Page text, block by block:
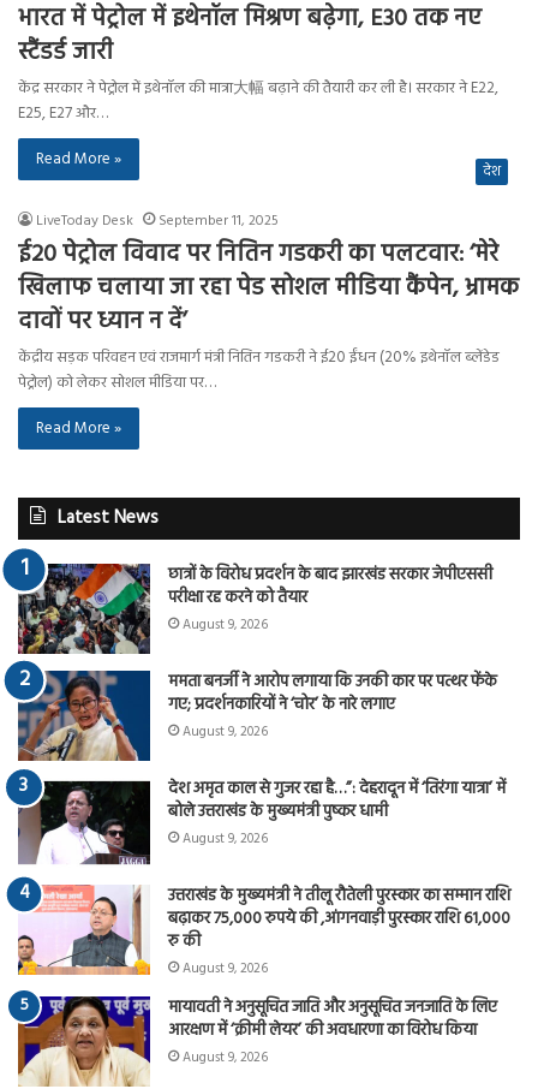
भारत में पेट्रोल में इथेनॉल मिश्रण बढ़ेगा, E30 तक नए
स्टैंडर्ड जारी
केंद्र सरकार ने पेट्रोल में इथेनॉल की मात्रा大幅 बढ़ाने की तैयारी कर ली है। सरकार ने E22,
E25, E27 और…
Read More »
देश
LiveToday Desk September 11, 2025
ई20 पेट्रोल विवाद पर नितिन गडकरी का पलटवार: ‘मेरे
खिलाफ चलाया जा रहा पेड सोशल मीडिया कैंपेन, भ्रामक
दावों पर ध्यान न दें’
केंद्रीय सड़क परिवहन एवं राजमार्ग मंत्री नितिन गडकरी ने ई20 ईंधन (20% इथेनॉल ब्लेंडेड
पेट्रोल) को लेकर सोशल मीडिया पर…
Read More »
Latest News
छात्रों के विरोध प्रदर्शन के बाद झारखंड सरकार जेपीएससी
परीक्षा रद्द करने को तैयार
August 9, 2026
ममता बनर्जी ने आरोप लगाया कि उनकी कार पर पत्थर फेंके
गए; प्रदर्शनकारियों ने ‘चोर’ के नारे लगाए
August 9, 2026
देश अमृत काल से गुजर रहा है…”: देहरादून में ‘तिरंगा यात्रा’ में
बोले उत्तराखंड के मुख्यमंत्री पुष्कर धामी
August 9, 2026
उत्तराखंड के मुख्यमंत्री ने तीलू रौतेली पुरस्कार का सम्मान राशि
बढ़ाकर 75,000 रुपये की ,आंगनवाड़ी पुरस्कार राशि 61,000
रु की
August 9, 2026
मायावती ने अनुसूचित जाति और अनुसूचित जनजाति के लिए
आरक्षण में ‘क्रीमी लेयर’ की अवधारणा का विरोध किया
August 9, 2026